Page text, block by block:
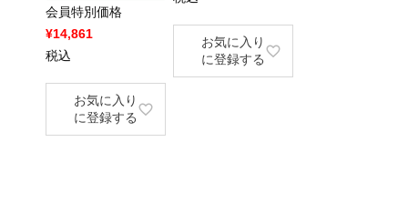
会員特別価格
¥14,861
税込
お気に入り
に登録する
お気に入り
に登録する